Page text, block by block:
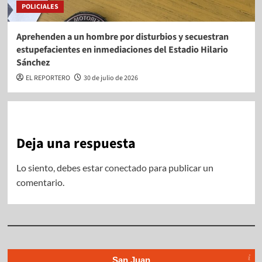
POLICIALES
Aprehenden a un hombre por disturbios y secuestran
estupefacientes en inmediaciones del Estadio Hilario
Sánchez
EL REPORTERO 30 de julio de 2026
Deja una respuesta
Lo siento, debes estarconectadopara publicar un
comentario.
San Juan